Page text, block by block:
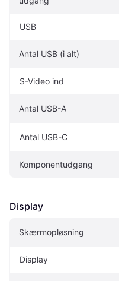
USB
Antal USB (i alt)
S-Video ind
Antal USB-A
Antal USB-C
Komponentudgang
Display
Skærmopløsning
Display